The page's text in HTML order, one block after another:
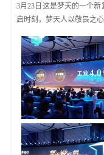
3月23日这是梦天的一个
启时刻，梦天人以敬畏之心